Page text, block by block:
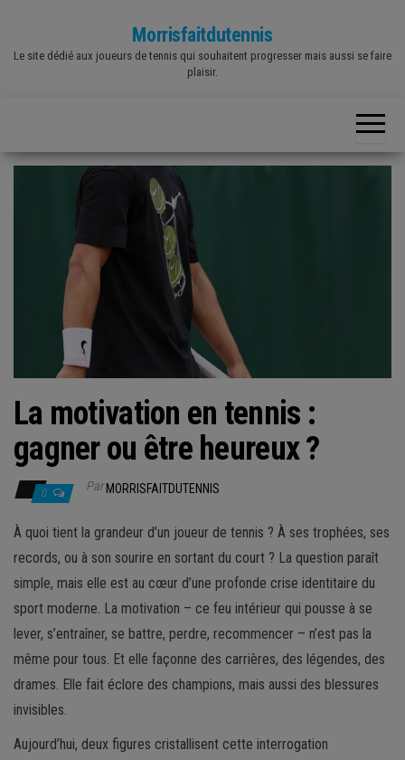
the
Morrisfaitdutennis
Le site dédié aux joueurs de tennis qui souhaitent progresser mais aussi se faire
plaisir.
La motivation en tennis :
gagner ou être heureux ?
0 ParMORRISFAITDUTENNIS
À quoi tient la grandeur d’un joueur de tennis ? À ses trophées, ses
records, ou à son sourire en sortant du court ? La question paraît
simple, mais elle est au cœur d’une profonde crise identitaire du
sport moderne. La motivation – ce feu intérieur qui pousse à se
lever, s’entraîner, se battre, perdre, recommencer – n’est pas la
même pour tous. Et elle façonne des carrières, des légendes, des
drames. Elle fait éclore des champions, mais aussi des blessures
invisibles.
Aujourd’hui, deux figures cristallisent cette interrogation